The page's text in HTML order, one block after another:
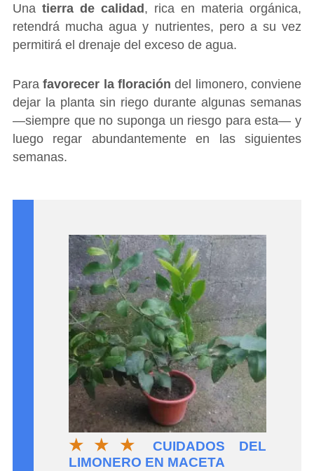
Una tierra de calidad, rica en materia orgánica,
retendrá mucha agua y nutrientes, pero a su vez
permitirá el drenaje del exceso de agua.
Parafavorecer la floración del limonero, conviene
dejar la planta sin riego durante algunas semanas
―siempre que no suponga un riesgo para esta― y
luego regar abundantemente en las siguientes
semanas.
★★★
CUIDADOS DEL
LIMONERO EN MACETA